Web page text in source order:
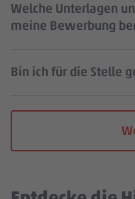
Welche Unterlagen
meine Bewerbung
Bin ich für die Stelle